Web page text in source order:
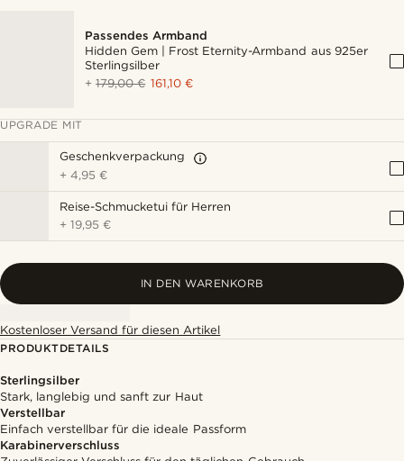
Passendes Armband
Hidden Gem | Frost Eternity-Armband aus 925er
Sterlingsilber
+179,00 € 161,10 €
UPGRADE MIT
Geschenkverpackung
+4,95 €
Reise-Schmucketui für Herren
+19,95 €
IN DEN WARENKORB
Kostenloser Versand für diesen Artikel
PRODUKTDETAILS
Sterlingsilber
Stark, langlebig und sanft zur Haut
Verstellbar
Einfach verstellbar für die ideale Passform
Karabinerverschluss